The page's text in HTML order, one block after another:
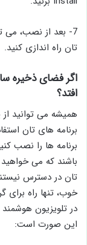
7- بعد از نصب، می
تان راه اندازی کنید.
اگر فضای ذخیره
افتد؟
همیشه می توانید
برنامه های تان
برنامه ها را نصب
تان در دسترس
در تلویزیون
این صورت است: